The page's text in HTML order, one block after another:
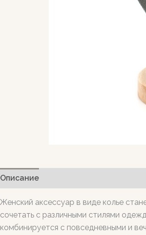
Описание
Женский аксессуар в виде колье
сочетать с различными стилями
комбинируется с повседневными и